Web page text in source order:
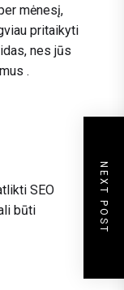
mėnesį,
pritaikyti
nes jūs
.
SEO
būti
NEXT POST